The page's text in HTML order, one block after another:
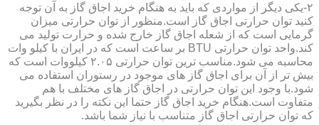
۲-یکی دیگر از مواردی که باید به هنگام خرید اجاق گاز به آن توجه
کنید توان حرارتی اجاق گاز است.منظور از توان حرارتی میزان
گرمایی است که از شعله اجاق گاز خارج شده و حرارت تولید می
کند.واحد توان حرارتی BTU بر ساعت است که در ایران با کیلو وات
محاسبه می شود.مناسب ترین توان حرارتی ۲.۰۵ کیلووات است که
بیش تر از آن برای اجاق گاز های موجود در رستوران استفاده می
شود.با وجود این توان حرارتی در اجاق گاز های مختلف با هم
متفاوت است.هنگام خرید اجاق گاز حتما این نکته را در نظر بگیرید
که توان حرارتی اجاق گاز متناسب با نیاز شما باشد.